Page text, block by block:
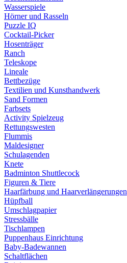
Wasserspiele
Hörner und Rasseln
Puzzle IQ
Cocktail-Picker
Hosenträger
Ranch
Teleskope
Lineale
Bettbezüge
Textilien und Kunsthandwerk
Sand Formen
Farbsets
Activity Spielzeug
Rettungswesten
Flummis
Maldesigner
Schulagenden
Knete
Badminton Shuttlecock
Figuren & Tiere
Haarfärbung und Haarverlängerungen
Hüpfball
Umschlagpapier
Stressbälle
Tischlampen
Puppenhaus Einrichtung
Baby-Badewannen
Schaltflächen